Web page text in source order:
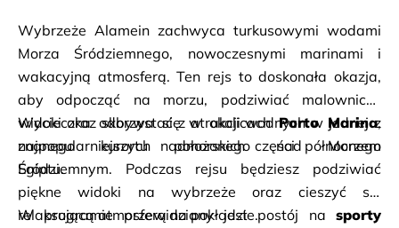
Wybrzeże Alamein zachwyca turkusowymi wodami
Morza Śródziemnego, nowoczesnymi marinami i
wakacyjną atmosferą. Ten rejs to doskonała okazja,
aby odpocząć na morzu, podziwiać malownicze
widoki oraz skorzystać z atrakcji wodnych w jednej z
najpopularniejszych nadmorskich części północnego
Egiptu.
Wycieczka odbywa się w okolicach Porto Marina,
znanego kurortu położonego nad Morzem
Śródziemnym. Podczas rejsu będziesz podziwiać
piękne widoki na wybrzeże oraz cieszyć się
relaksującą atmosferą na pokładzie.
W programie przewidziany jest postój na sporty